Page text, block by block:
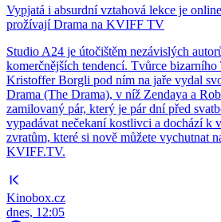
Vypjatá i absurdní vztahová lekce je
prožívají Drama na KVIFF TV
Studio A24 je útočištěm nezávislých
komerčnějších tendencí. Tvůrce bizarního
Kristoffer Borgli pod ním na jaře vydal
Drama (The Drama), v níž Zendaya a
zamilovaný pár, který je pár dní před
vypadávat nečekaní kostlivci a dochází k
zvratům, které si nově můžete vychutnat
KVIFF.TV.
Kinobox.cz
dnes, 12:05